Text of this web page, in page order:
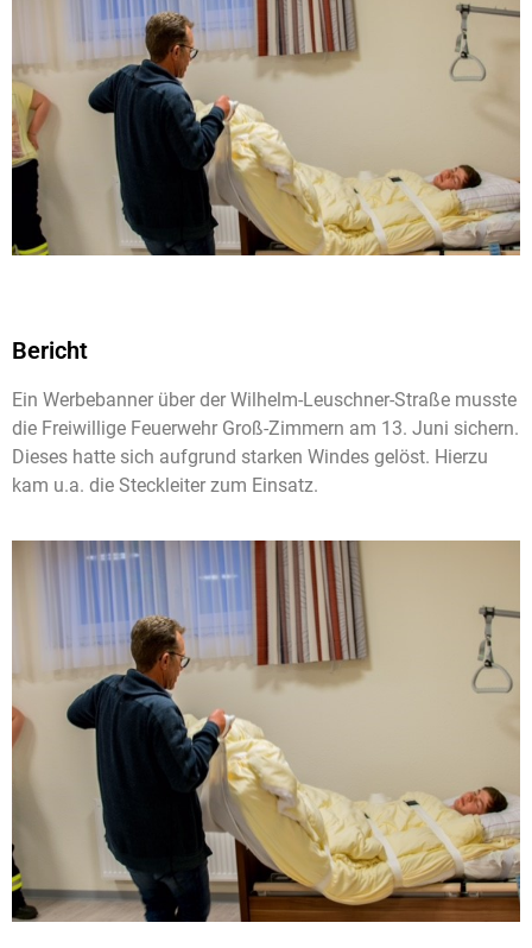
Bericht
Ein Werbebanner über der Wilhelm-Leuschner-Straße musste
die Freiwillige Feuerwehr Groß-Zimmern am 13. Juni sichern.
Dieses hatte sich aufgrund starken Windes gelöst. Hierzu
kam u.a. die Steckleiter zum Einsatz.